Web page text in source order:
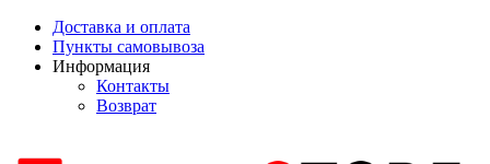
Доставка и оплата
Пункты самовывоза
Информация
Контакты
Возврат